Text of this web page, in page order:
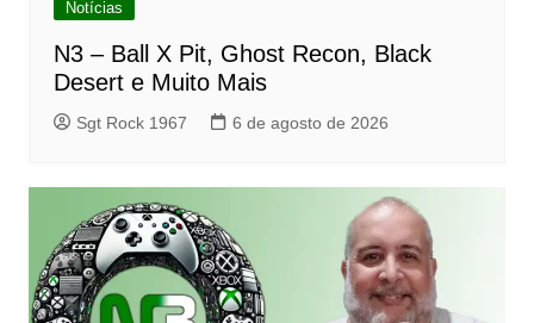
Notícias
N3 – Ball X Pit, Ghost Recon, Black
Desert e Muito Mais
Sgt Rock 1967 6 de agosto de 2026